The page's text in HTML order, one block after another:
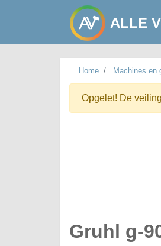
ALLE
Home Machines en
Opgelet! De
Gruhl g-